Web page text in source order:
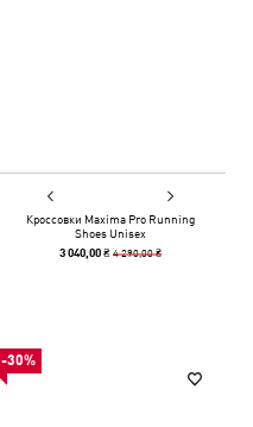
Кроссовки Maxima Pro Running
Shoes Unisex
3 040,00 ₴4 290,00 ₴
-30%